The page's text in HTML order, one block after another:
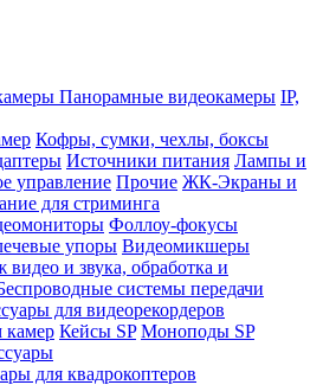
Панорамные видеокамеры IP,
Кофры, сумки, чехлы, боксы
Источники питания Лампы и
управление Прочие ЖК-Экраны и
для стриминга
Фоллоу-фокусы
упоры Видеомикшеры
и звука, обработка и
системы передачи
для видеорекордеров
камер Кейсы SP Моноподы SP
для квадрокоптеров